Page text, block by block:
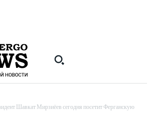
Шавкат Мирзиёев сегодня посетит Ферганскую